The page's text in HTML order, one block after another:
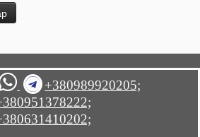
+380989920205;